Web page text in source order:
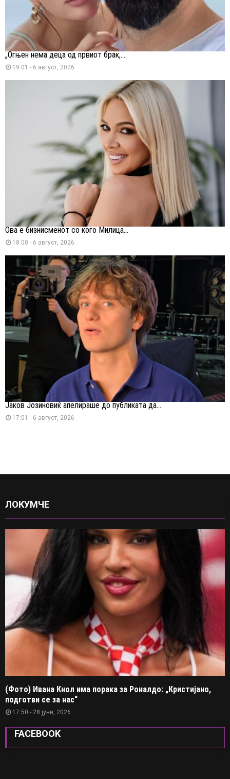
„Огњен нема деца од првиот брак,...
19:01 - 6 август, 2026
Ова е бизнисменот со кого Милица...
18:00 - 6 август, 2026
Јаков Јозиновиќ апелираше до публиката да...
17:01 - 6 август, 2026
ЛОКУМЧЕ
(Фото) Ивана Кнол има порака за Роналдо: „Кристијано,
подготви се за нас“
17:50 - 28 јуни, 2026
FACEBOOK